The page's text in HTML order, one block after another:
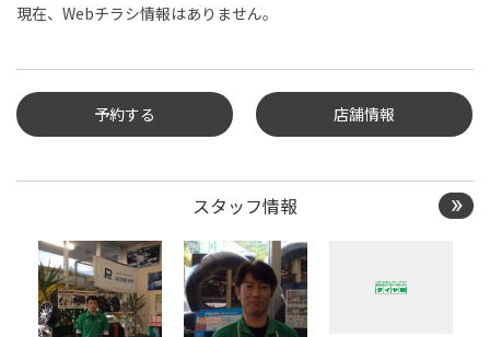
現在、Webチラシ情報はありません。
予約する
タイヤ点検・安全点検/タ
イヤ履き替え/オイル交
換/その他ピット作業の予
約
店舗情報
スタッフ情報